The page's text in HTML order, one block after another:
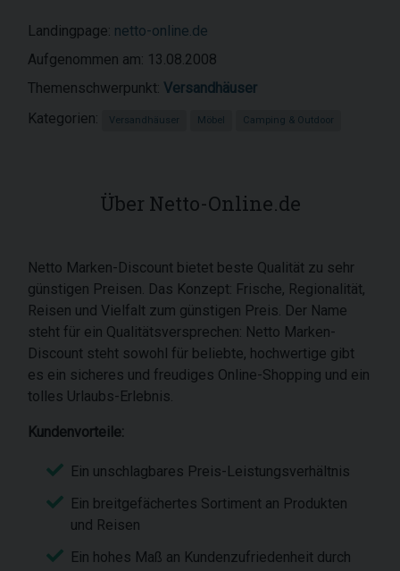
Landingpage: netto-online.de
Aufgenommen am: 13.08.2008
Themenschwerpunkt: Versandhäuser
Kategorien:
Versandhäuser Möbel Camping & Outdoor
Über Netto-Online.de
Netto Marken-Discount bietet beste Qualität zu sehr
günstigen Preisen. Das Konzept: Frische, Regionalität,
Reisen und Vielfalt zum günstigen Preis. Der Name
steht für ein Qualitätsversprechen: Netto Marken-
Discount steht sowohl für beliebte, hochwertige gibt
es ein sicheres und freudiges Online-Shopping und ein
tolles Urlaubs-Erlebnis.
Kundenvorteile:
Ein unschlagbares Preis-Leistungsverhältnis
Ein breitgefächertes Sortiment an Produkten
und Reisen
Ein hohes Maß an Kundenzufriedenheit durch